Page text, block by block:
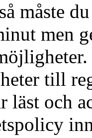
måste
men
till
läst och